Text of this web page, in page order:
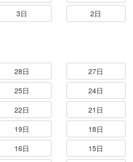
3日
2日
28日
27日
25日
24日
22日
21日
19日
18日
16日
15日